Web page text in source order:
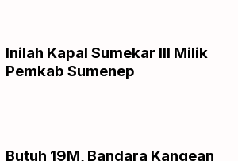
Inilah Kapal Sumekar III Milik
Pemkab Sumenep
Butuh 19M, Bandara Kangean